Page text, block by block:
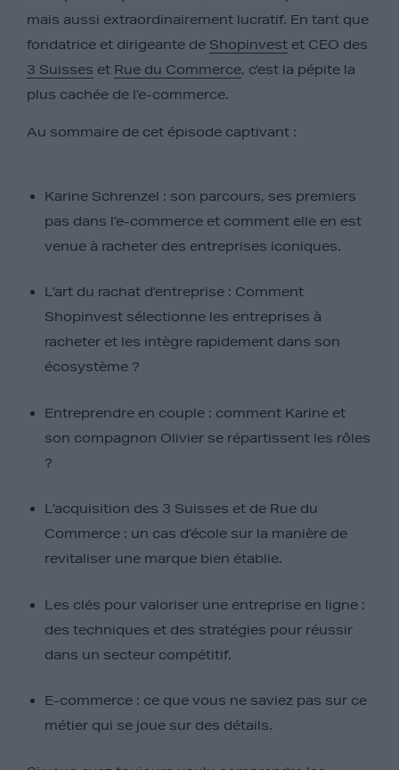
mais aussi extraordinairement lucratif. En tant que
fondatrice et dirigeante de Shopinvest et CEO des
3 Suisses et Rue du Commerce, c’est la pépite la
plus cachée de l’e-commerce.
Au sommaire de cet épisode captivant :
Karine Schrenzel : son parcours, ses premiers
pas dans l’e-commerce et comment elle en est
venue à racheter des entreprises iconiques.
L’art du rachat d’entreprise : Comment
Shopinvest sélectionne les entreprises à
racheter et les intègre rapidement dans son
écosystème ?
Entreprendre en couple : comment Karine et
son compagnon Olivier se répartissent les rôles
?
L’acquisition des 3 Suisses et de Rue du
Commerce : un cas d’école sur la manière de
revitaliser une marque bien établie.
Les clés pour valoriser une entreprise en ligne :
des techniques et des stratégies pour réussir
dans un secteur compétitif.
E-commerce : ce que vous ne saviez pas sur ce
métier qui se joue sur des détails.